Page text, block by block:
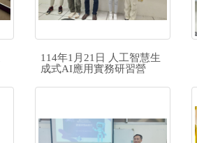
114年1月21日 人工智慧生
成式AI應用實務研習營